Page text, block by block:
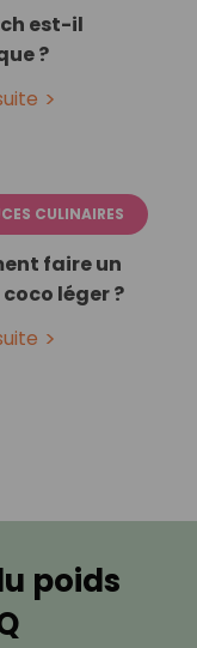
est-il
?
CULINAIRES
faire un
léger ?
poids